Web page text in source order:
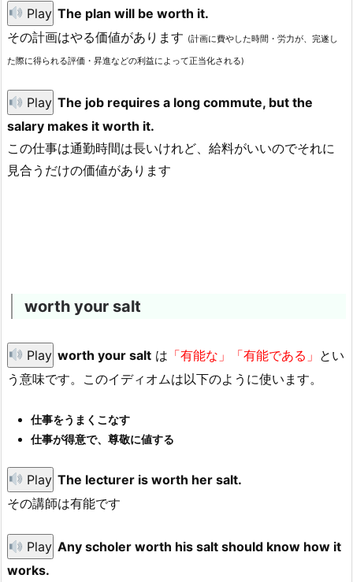
Play The plan will be worth it.
その計画はやる価値があります (計画に費やした時間・労力が、完遂し
た際に得られる評価・昇進などの利益によって正当化される)
Play The job requires a long commute, but the
salary makes it worth it.
この仕事は通勤時間は長いけれど、給料がいいのでそれに
見合うだけの価値があります
worth your salt
Play worth your salt は 「有能な」「有能である」 とい
う意味です。このイディオムは以下のように使います。
仕事をうまくこなす
仕事が得意で、尊敬に値する
Play The lecturer is worth her salt.
その講師は有能です
Play Any scholer worth his salt should know how it
works.